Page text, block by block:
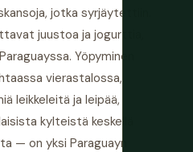
jotka syrjäytettiin.
juustoa ja jogurttia,
Yöpyminen
vierastalossa,
leikkeleitä ja leipää,
kylteistä keskellä
— on yksi Paraguayn